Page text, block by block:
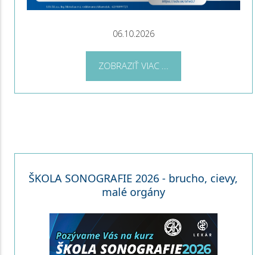
06.10.2026
ZOBRAZIŤ VIAC ...
ŠKOLA SONOGRAFIE 2026 - brucho, cievy,
malé orgány